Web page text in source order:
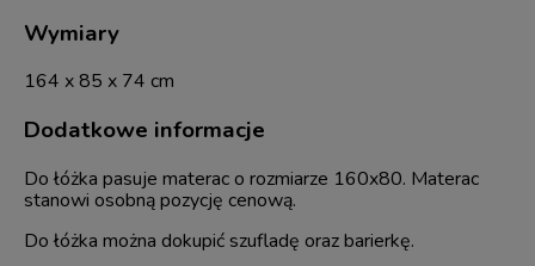
Wymiary
164 x 85 x 74 cm
Dodatkowe informacje
Do łóżka pasuje materac o rozmiarze 160x80. Materac
stanowi osobną pozycję cenową.
Do łóżka można dokupić szufladę oraz barierkę.